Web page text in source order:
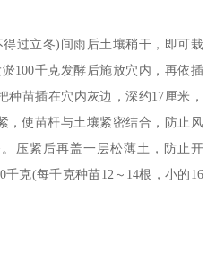
过立冬)间雨后土壤稍干，即可栽
100千克发酵后施放穴内，再依插
苗插在穴内灰边，深约17厘米，
，使苗杆与土壤紧密结合，防止风
压紧后再盖一层松薄土，防止开
千克(每千克种苗12～14根，小的16